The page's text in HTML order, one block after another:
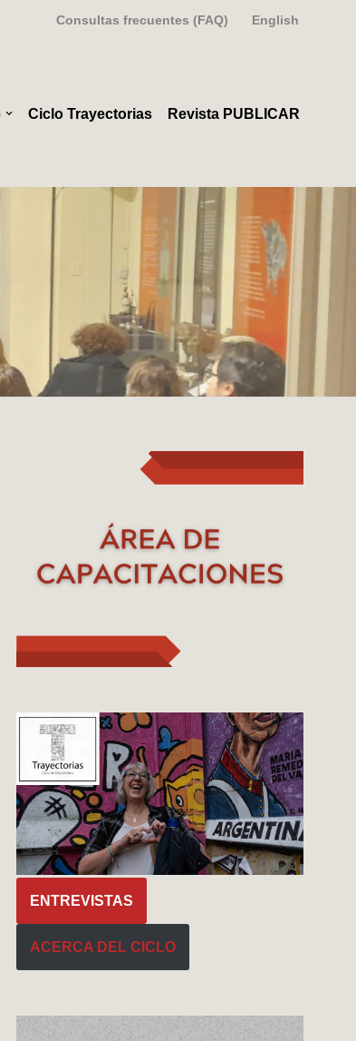
Consultas frecuentes (FAQ) English
Ciclo Trayectorias Revista PUBLICAR
ENTREVISTAS
ACERCA DEL CICLO